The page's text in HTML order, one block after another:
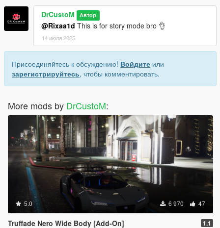
DrCustoM Автор
@Rixaa1d This is for story mode bro 👌
14 июля 2025
Присоединяйтесь к обсуждению! Войдите или
зарегистрируйтесь, чтобы комментировать.
More mods by DrCustoM:
5.0 6 970 47
Truffade Nero Wide Body [Add-On] 1.1